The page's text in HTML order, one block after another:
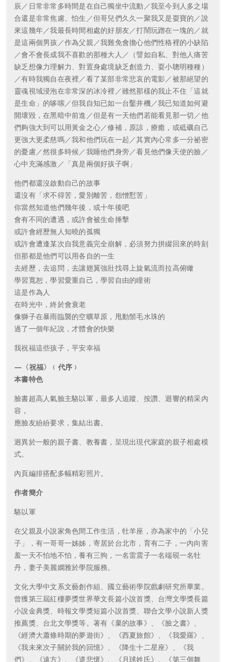
辰／日常非常多時間是在自己獨坐中流動／我至今到人多之場
合還是非常焦慮、怕生／但哥兒們久久一聚我又是耍寶的／說
來這幾年／我最長時間相處的好朋友／打鬧玩蹭在一塊的／就
是這兩個男孩／作為父親／我難免會擔心他們性格裡的小缺陷
／會不會長成我不喜歡的那種大人／（譬如自私、對他人痛苦
缺乏想像力理解力、對置身處境缺乏創造力、耍小聰明種種）
／有時我獨自在夜裡／看了某部非常悲哀的電影／被那絕望的
靈魂視域浸泡在非常深的冰冷裡／雖然那樣的我止不住「這就
是生命」的哆嗦／但我自知已如一台鑿井機／我已知道如何避
開壞毀，在黑暗中前進／但是有一天他們若能看見那一切／他
們夠強大到可以用黃金之心／修補，原諒，療癒，或砥礪自己
更強大更柔慈嗎／我和他們玩在一起／其實內心常多一分祕密
的憂慮／然很多時候／我睡他們身旁／看見他們像天使的臉／
心中充滿感激／「真是兩個好孩子啊」
他們都還沒啟動自己的故事
還沒有「求不得苦，愛別離苦，怨憎懟苦」
你當然知道他們幾年後，或十年後吧
會有不同的遭遇，或許會被生命捶擊
或許會經歷無人知曉的孤獨
或許會遭逢某次自我意義完全崩解，必須努力拼綴回來的時刻
但那都是他們可以用各自的一生
去經歷，去追問，去讓翅翼強壯找尋上旋氣流而拉高俯瞰
學習寬恕，學習愛重自己，學習自由的瞳術
這是作為人
在時光中，終於會衰老
像獅子在暴雨臨襲的空曠草原，甩動鬃毛水珠的
過了一個年紀說，才體會的快樂
我祝福這些孩子，平安幸福
—〈祝福〉﹙代序﹚
本書特色
臉書超高人氣臉主駱以軍，最多人追蹤、按讚、迴響的精采內
容，
應臉友紛紛要求，集結出書。
迥異於一般的親子書、教養書，呈現出現代家庭的親子相處模
式。
內頁編排搭配多幅精彩照片。
作者簡介
駱以軍
在父親及小說家角色間工作生活，牡羊座，亦為家中的「小兒
子」，有一哥哥一姊姊，寄居於台北市，育有二子，一內向害
羞一天不怕地不怕，養有三狗，一名雷震子一名端硯一名牡
丹，妻子美麗嫻雅於學院服務。
文化大學中文系文藝創作組、國立藝術學院戲劇研究所畢業。
曾獲第三屆紅樓夢獎世界華文長篇小說首獎、台灣文學獎長篇
小說金典獎、時報文學獎短篇小說首獎、聯合文學小說新人獎
推薦獎、台北文學獎等。著有《棄的故事》、《臉之書》、
《經濟大蕭條時期的夢遊街》、《西夏旅館》、《我愛羅》、
《我未來次子關於我的回憶》、《降生十二星座》、《我
們》、《遠方》、《遣悲懷》、《月球姓氏》、《第三個舞